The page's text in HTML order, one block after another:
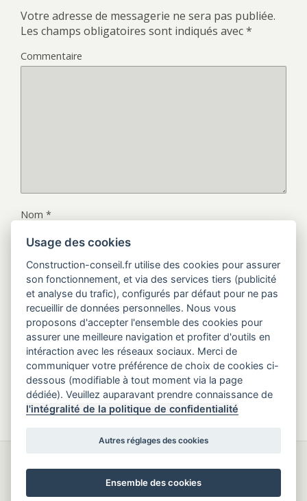
Votre adresse de messagerie ne sera pas publiée.
Les champs obligatoires sont indiqués avec*
Commentaire
Nom *
Adresse de messagerie*
Site web
I have read and accepted thePolitique de
confidentialité *
Retour au début
Usage des cookies
Construction-conseil.fr utilise des cookies pour assurer
son fonctionnement, et via des services tiers (publicité
et analyse du trafic), configurés par défaut pour ne pas
recueillir de données personnelles. Nous vous
proposons d'accepter l'ensemble des cookies pour
assurer une meilleure navigation et profiter d'outils en
intéraction avec les réseaux sociaux. Merci de
communiquer votre préférence de choix de cookies ci-
dessous (modifiable à tout moment via la page
dédiée). Veuillez auparavant prendre connaissance de
l'intégralité de la politique de confidentialité
Autres réglages des cookies
Ensemble des cookies